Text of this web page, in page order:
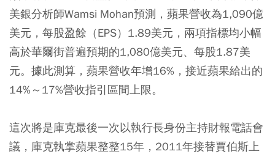
美銀分析師Wamsi Mohan預測，蘋果營收為1,090億
美元，每股盈餘（EPS）1.89美元，兩項指標均小幅
高於華爾街普遍預期的1,080億美元、每股1.87美
元。據此測算，蘋果營收年增16%，接近蘋果給出的
14%～17%營收指引區間上限。
這次將是庫克最後一次以執行長身份主持財報電話會
議，庫克執掌蘋果整整15年，2011年接替賈伯斯上